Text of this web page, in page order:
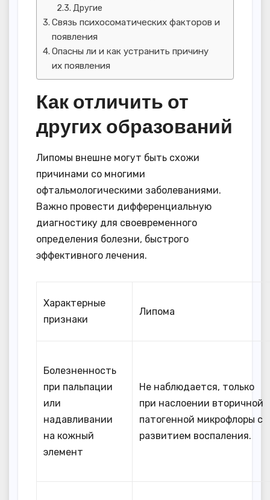
Другие
Связь психосоматических факторов и
появления
Опасны ли и как устранить причину
их появления
Как отличить от
других образований
Липомы внешне могут быть схожи
причинами со многими
офтальмологическими заболеваниями.
Важно провести дифференциальную
диагностику для своевременного
определения болезни, быстрого
эффективного лечения.
Характерные
признаки
Липома
Болезненность
при пальпации
или
надавливании
на кожный
элемент
Не наблюдается, только
при наслоении вторичной
патогенной микрофлоры с
развитием воспаления.